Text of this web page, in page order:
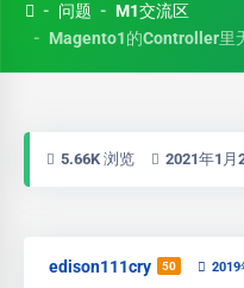
问题
M1交流区
Magento1的Controller里
5.66K 浏览 2021年1月
edison111cry 50 2019